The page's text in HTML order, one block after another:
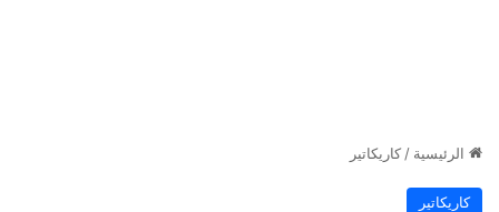
الرئيسية / كاريكاتير
كاريكاتير